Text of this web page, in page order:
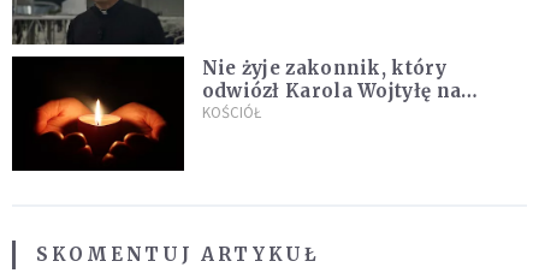
Nie żyje zakonnik, który
odwiózł Karola Wojtyłę na
konklawe. Jan Paweł II nazywał
KOŚCIÓŁ
SKOMENTUJ ARTYKUŁ